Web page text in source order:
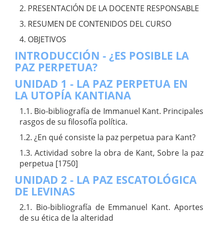
2. PRESENTACIÓN DE LA DOCENTE RESPONSABLE
3. RESUMEN DE CONTENIDOS DEL CURSO
4. OBJETIVOS
INTRODUCCIÓN - ¿ES POSIBLE LA
PAZ PERPETUA?
UNIDAD 1 - LA PAZ PERPETUA EN
LA UTOPÍA KANTIANA
1.1. Bio-bibliografía de Immanuel Kant. Principales
rasgos de su filosofía política.
1.2. ¿En qué consiste la paz perpetua para Kant?
1.3. Actividad sobre la obra de Kant, Sobre la paz
perpetua [1750]
UNIDAD 2 - LA PAZ ESCATOLÓGICA
DE LEVINAS
2.1. Bio-bibliografía de Emmanuel Kant. Aportes
de su ética de la alteridad